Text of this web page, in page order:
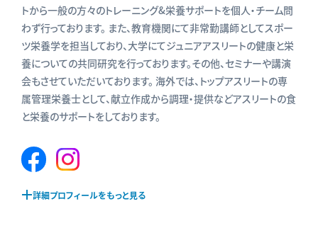
トから一般の方々のトレーニング&栄養サポートを個人・チーム問
わず行っております。 また、教育機関にて非常勤講師としてスポー
ツ栄養学を担当しており、大学にてジュニアアスリートの健康と栄
養についての共同研究を行っております。その他、セミナーや講演
会もさせていただいております。 海外では、トップアスリートの専
属管理栄養士として、献立作成から調理・提供などアスリートの食
と栄養のサポートをしております。
Facebook
ー
Instagram
ー
詳細プロフィールをもっと見る